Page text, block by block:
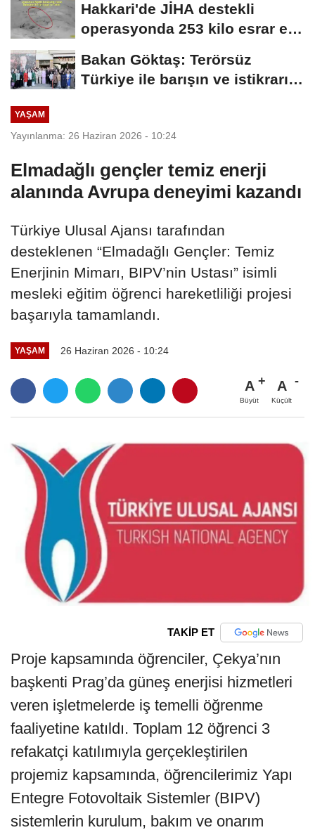
Hakkari'de JİHA destekli
operasyonda 253 kilo esrar ele
Bakan Göktaş: Terörsüz
Türkiye ile barışın ve istikrarın
YAŞAM
Yayınlanma: 26 Haziran 2026 - 10:24
Elmadağlı gençler temiz enerji
alanında Avrupa deneyimi kazandı
Türkiye Ulusal Ajansı tarafından
desteklenen “Elmadağlı Gençler: Temiz
Enerjinin Mimarı, BIPV’nin Ustası” isimli
mesleki eğitim öğrenci hareketliliği projesi
başarıyla tamamlandı.
YAŞAM 26 Haziran 2026 - 10:24
A
Büyüt
A
Küçült
TAKİP ET
Proje kapsamında öğrenciler, Çekya’nın
başkenti Prag’da güneş enerjisi hizmetleri
veren işletmelerde iş temelli öğrenme
faaliyetine katıldı. Toplam 12 öğrenci 3
refakatçi katılımıyla gerçekleştirilen
projemiz kapsamında, öğrencilerimiz Yapı
Entegre Fotovoltaik Sistemler (BIPV)
sistemlerin kurulum, bakım ve onarım